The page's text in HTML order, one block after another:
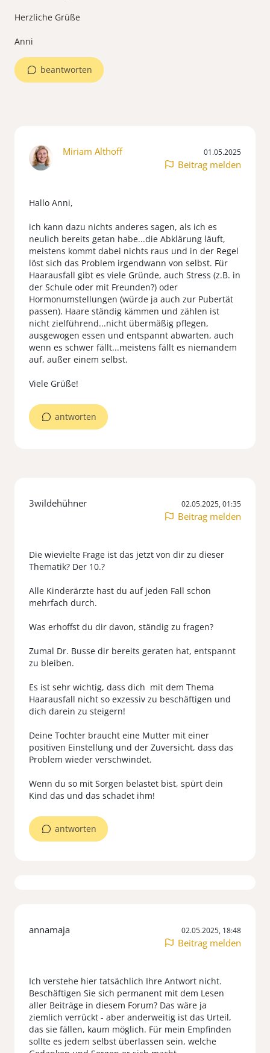
Herzliche Grüße
beantworten
Miriam Althoff 01.05.2025
Beitrag melden
Hallo Anni,
ich kann dazu nichts anderes sagen, als ich es
neulich bereits getan habe...die Abklärung läuft,
meistens kommt dabei nichts raus und in der Regel
löst sich das Problem irgendwann von selbst. Für
Haarausfall gibt es viele Gründe, auch Stress (z.B. in
der Schule oder mit Freunden?) oder
Hormonumstellungen (würde ja auch zur Pubertät
passen). Haare ständig kämmen und zählen ist
nicht zielführend...nicht übermäßig pflegen,
ausgewogen essen und entspannt abwarten, auch
wenn es schwer fällt...meistens fällt es niemandem
auf, außer einem selbst.
antworten
3wildehühner 02.05.2025, 01:35
Beitrag melden
Die wievielte Frage ist das jetzt von dir zu dieser
Thematik? Der 10.?
Alle Kinderärzte hast du auf jeden Fall schon
mehrfach durch.
Was erhoffst du dir davon, ständig zu fragen?
Zumal Dr. Busse dir bereits geraten hat, entspannt
zu bleiben.
Es ist sehr wichtig, dass dich mit dem Thema
Haarausfall nicht so exzessiv zu beschäftigen und
dich darein zu steigern!
Deine Tochter braucht eine Mutter mit einer
positiven Einstellung und der Zuversicht, dass das
Problem wieder verschwindet.
Wenn du so mit Sorgen belastet bist, spürt dein
antworten
annamaja 02.05.2025, 18:48
Beitrag melden
Ich verstehe hier tatsächlich Ihre Antwort nicht.
Beschäftigen Sie sich permanent mit dem Lesen
aller Beiträge in diesem Forum? Das wäre ja
ziemlich verrückt - aber anderweitig ist das Urteil,
das sie fällen, kaum möglich. Für mein Empfinden
sollte es jedem selbst überlassen sein, welche